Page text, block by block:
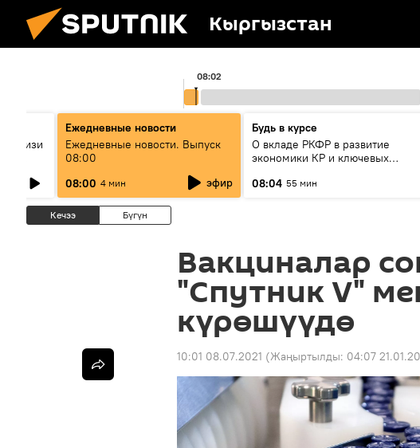
Кыргызстан
08:02
изи
Ежедневные новости
Ежедневные новости. Выпуск
08:00
08:00 4 мин эфир
Будь в курсе
О вкладе РКФР в развитие
экономики КР и ключевых
08:04 55 мин
Кечээ Бүгүн
Вакциналар
"Спутник V"
күрөшүүдө
10:01 08.07.2021 (Жаңыртылды: 04:07